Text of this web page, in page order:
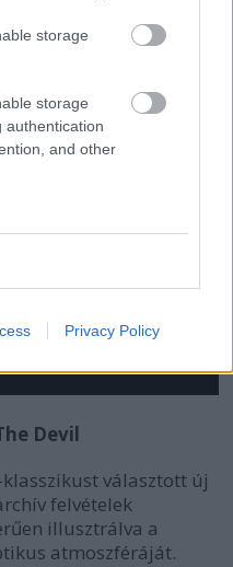
storage
storage
authentication
and other
Privacy Policy
Devil
választott új
felvételek
illusztrálva a
atmoszféráját.